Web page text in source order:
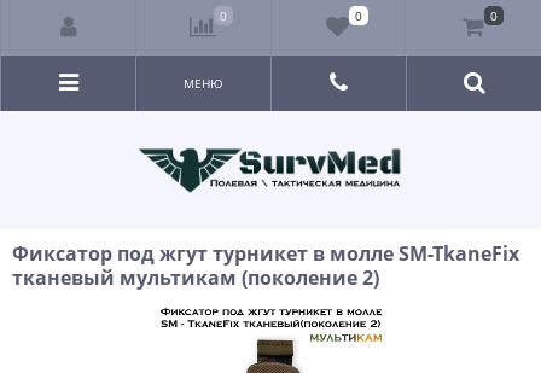
МЕНЮ
Фиксатор под жгут турникет в молле SM-TkaneFix
тканевый мультикам (поколение 2)
0 0 0